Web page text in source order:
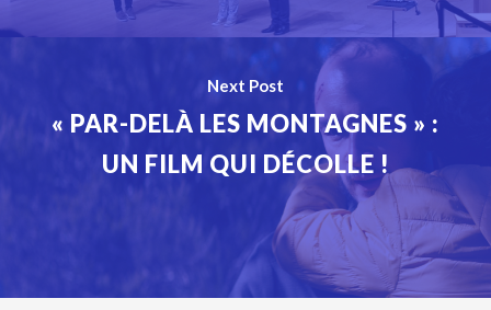
Next Post
« PAR-DELÀ LES MONTAGNES » :
UN FILM QUI DÉCOLLE !